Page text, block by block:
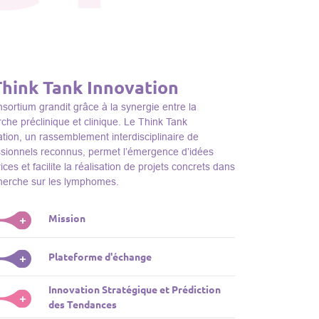
Tank Innovation
grandit grâce à la synergie entre la
préclinique et clinique. Le Think Tank
un rassemblement interdisciplinaire de
reconnus, permet l’émergence d’idées
et facilite la réalisation de projets concrets dans
sur les lymphomes.
+ Mission
Tank initie des projets, façonne des initiatives de
des porteurs et promeut l’unité parmi les
du consortium, jouant ainsi un rôle essentiel
promotion de la recherche sur les lymphomes.
+ Plateforme d'échange
Tank sert de plateforme dynamique pour
des plateformes technologiques et des
+
Innovation Stratégique et Prédiction
des Tendances